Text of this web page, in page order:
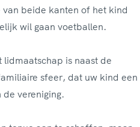
beide kanten of het kind
wil gaan voetballen.
is naast de
sfeer, dat uw kind een
vereniging.